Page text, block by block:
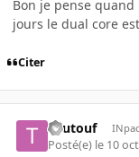
Bon je pense
jours le dual core
Citer
Toutouf
Posté(e) le 10